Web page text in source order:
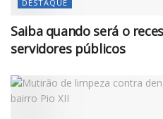
DESTAQUE
Saiba quando será o
servidores públicos